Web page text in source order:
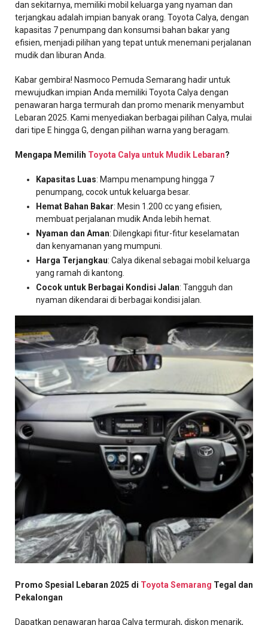
dan sekitarnya, memiliki mobil keluarga yang nyaman dan
terjangkau adalah impian banyak orang. Toyota Calya, dengan
kapasitas 7 penumpang dan konsumsi bahan bakar yang
efisien, menjadi pilihan yang tepat untuk menemani perjalanan
mudik dan liburan Anda.
Kabar gembira! Nasmoco Pemuda Semarang hadir untuk
mewujudkan impian Anda memiliki Toyota Calya dengan
penawaran harga termurah dan promo menarik menyambut
Lebaran 2025. Kami menyediakan berbagai pilihan Calya, mulai
dari tipe E hingga G, dengan pilihan warna yang beragam.
Mengapa Memilih Toyota Calya untuk Mudik Lebaran?
Kapasitas Luas: Mampu menampung hingga 7
penumpang, cocok untuk keluarga besar.
Hemat Bahan Bakar: Mesin 1.200 cc yang efisien,
membuat perjalanan mudik Anda lebih hemat.
Nyaman dan Aman: Dilengkapi fitur-fitur keselamatan
dan kenyamanan yang mumpuni.
Harga Terjangkau: Calya dikenal sebagai mobil keluarga
yang ramah di kantong.
Cocok untuk Berbagai Kondisi Jalan: Tangguh dan
nyaman dikendarai di berbagai kondisi jalan.
Promo Spesial Lebaran 2025 di Toyota Semarang Tegal dan
Pekalongan
Dapatkan penawaran harga Calya termurah, diskon menarik,